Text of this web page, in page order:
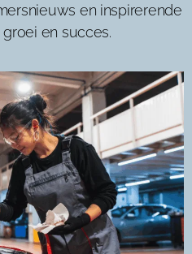
en inspirerende
en succes.